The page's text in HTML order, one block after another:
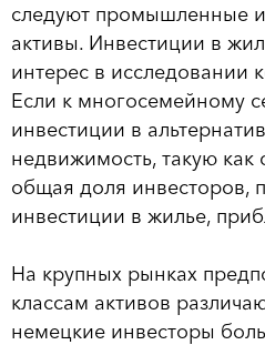
следуют промышленные и
активы. Инвестиции в
интерес в исследовании
Если к многосемейному
инвестиции в
недвижимость, такую как
общая доля инвесторов,
инвестиции в жилье,
На крупных рынках
классам активов
немецкие инвесторы